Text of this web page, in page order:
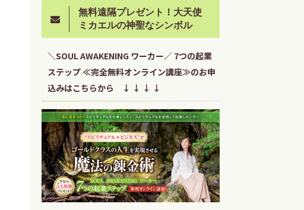
無料遠隔プレゼント！大天使
ミカエルの神聖なシンボル
＼SOUL AWAKENING ワーカー／ 7つの起業
ステップ ≪完全無料オンライン講座≫のお申
込みはこちらから ↓ ↓ ↓ ↓